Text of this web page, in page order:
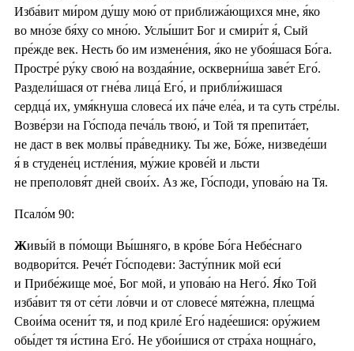
Изба́вит ми́ром ду́шу мою́ от приближа́ющихся мне, я́ко
во мно́зе бя́ху со мно́ю. Услы́шит Бог и смири́т я́, Сый
пре́жде век. Несть бо им измене́ния, я́ко не убоя́шася Бо́га.
Простре́ ру́ку свою́ на воздая́ние, оскверни́ша заве́т Его́.
Раздели́шася от гне́ва лица́ Его́, и прибли́жишася
сердца́ их, умя́кнуша словеса́ их па́че еле́а, и та суть стре́лы.
Возве́рзи на Го́спода печа́ль твою́, и Той тя препита́ет,
не даст в век молвы́ пра́веднику. Ты же, Бо́же, низведе́ши
я́ в студене́ц истле́ния, му́жие крове́й и льсти
не преполовя́т дней свои́х. Аз же, Го́споди, упова́ю на Тя.
Псало́м 90:
Живы́й в по́мощи Вы́шняго, в кро́ве Бо́га Небе́снаго
водвори́тся. Рече́т Го́сподеви: Засту́пник мой еси́
и Прибе́жище мое́, Бог мой, и упова́ю на Него́. Я́ко Той
изба́вит тя от се́ти ло́вчи и от словесе́ мяте́жна, плещма́
Свои́ма осени́т тя, и под криле́ Его́ наде́ешися: ору́жием
обы́дет тя и́стина Его́. Не убои́шися от стра́ха нощна́го,